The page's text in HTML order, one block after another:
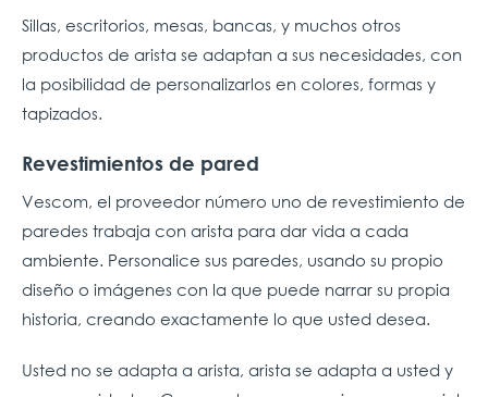
Sillas, escritorios, mesas, bancas, y muchos otros
productos de arista se adaptan a sus necesidades, con
la posibilidad de personalizarlos en colores, formas y
tapizados.
Revestimientos de pared
Vescom, el proveedor número uno de revestimiento de
paredes trabaja con arista para dar vida a cada
ambiente. Personalice sus paredes, usando su propio
diseño o imágenes con la que puede narrar su propia
historia, creando exactamente lo que usted desea.
Usted no se adapta a arista, arista se adapta a usted y